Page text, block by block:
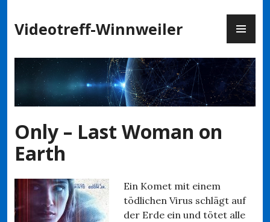
Inhalt
springen
Videotreff-Winnweiler
Only – Last Woman on
Earth
Ein Komet mit einem
tödlichen Virus schlägt auf
der Erde ein und tötet alle